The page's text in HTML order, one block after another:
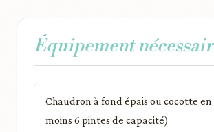
Équipement
Chaudron à fond épais ou cocotte
moins 6 pintes de capacité)